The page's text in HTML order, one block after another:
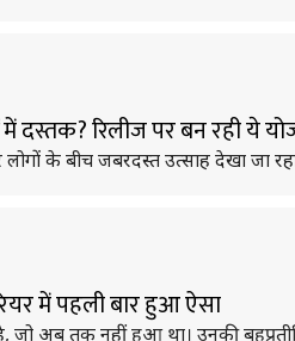
दस्तक? रिलीज पर बन रही ये
के बीच जबरदस्त उत्साह देखा जा
में पहली बार हुआ ऐसा
अब तक नहीं हुआ था। उनकी